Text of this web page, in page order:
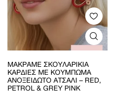
ΜΑΚΡΑΜΈ ΣΚΟΥΛΑΡΊΚΙΑ
ΚΑΡΔΙΈΣ ΜΕ ΚΟΎΜΠΩΜΑ
ΑΝΟΞΕΊΔΩΤΟ ΑΤΣΆΛΙ – RED,
PETROL & GREY PINK